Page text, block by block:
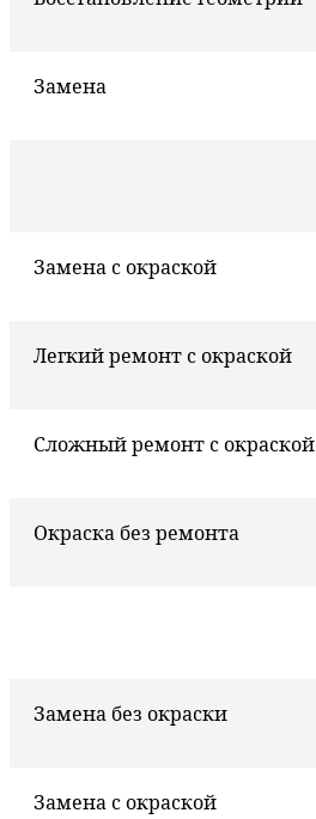
Замена
Замена с окраской
Легкий ремонт с окраской
Сложный ремонт с окраской
Окраска без ремонта
Замена без окраски
Замена с окраской